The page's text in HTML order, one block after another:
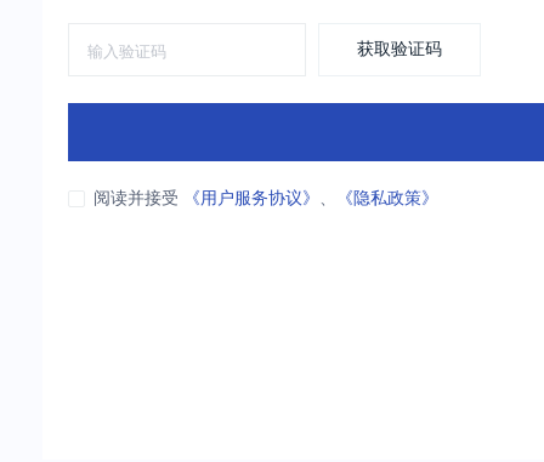
获取验证码
阅读并接受 《用户服务协议》 、 《隐私政策》